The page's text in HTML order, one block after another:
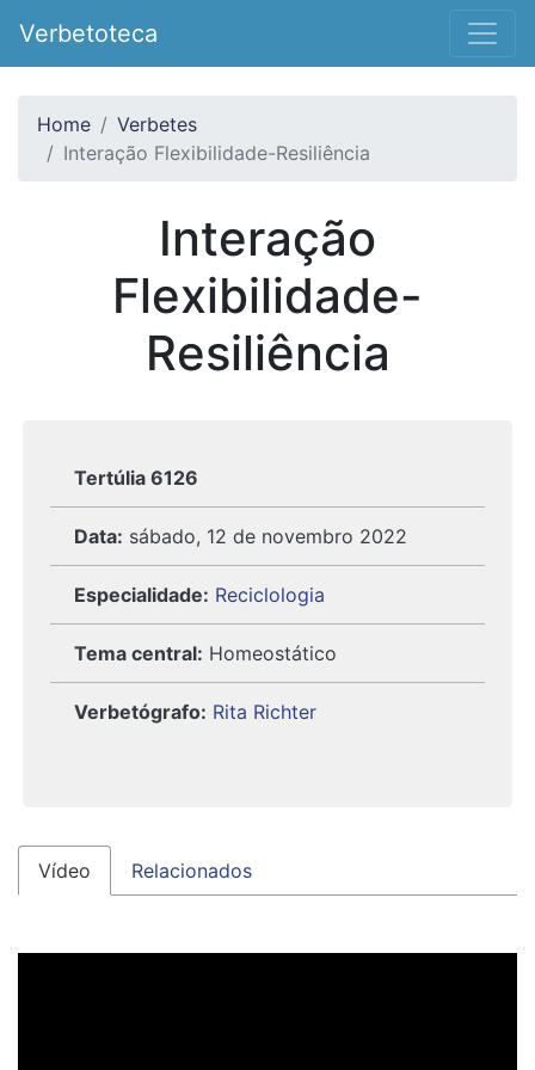
Verbetoteca
Home
Verbetes
Interação Flexibilidade-Resiliência
Interação
Flexibilidade-
Resiliência
Tertúlia 6126
Data: sábado, 12 de novembro 2022
Especialidade: Reciclologia
Tema central: Homeostático
Verbetógrafo: Rita Richter
Vídeo Relacionados